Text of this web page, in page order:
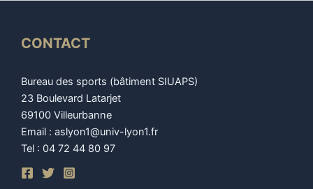
CONTACT
Bureau des sports (bâtiment SIUAPS)
23 Boulevard Latarjet
69100 Villeurbanne
Email : aslyon1@univ-lyon1.fr
Tel : 04 72 44 80 97